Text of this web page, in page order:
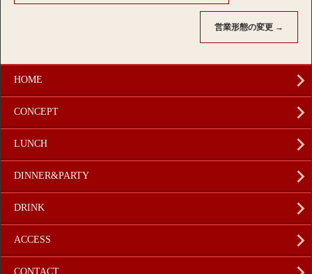
営業形態の変更 →
HOME
CONCEPT
LUNCH
DINNER&PARTY
DRINK
ACCESS
CONTACT